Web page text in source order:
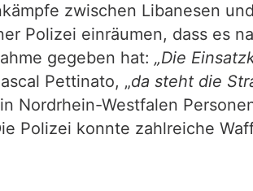
zwischen Libanesen
Polizei einräumen, dass es
gegeben hat: „Die
Pettinato, „da steht die
Nordrhein-Westfalen
Polizei konnte zahlreiche